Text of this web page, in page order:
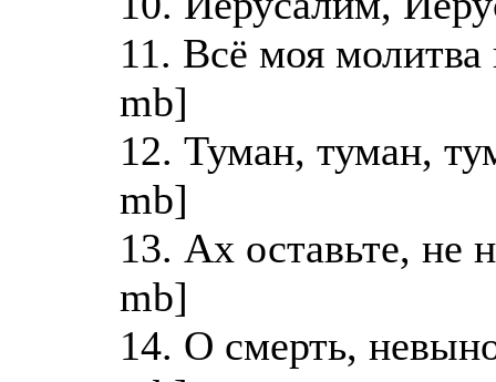
11. Всё моя
mb]
12. Туман, туман,
mb]
13. Ах оставьте, не
mb]
14. О смерть,